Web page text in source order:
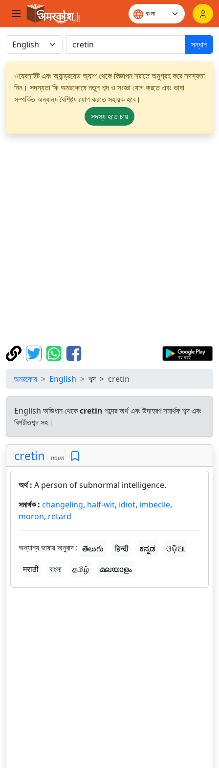
সন্ধান
ওয়েবসাইট এবং অ্যান্ড্রয়েড অ্যাপ থেকে বিজ্ঞাপন সরাতে অনুগ্রহ করে সদস্যতা
নিন। সদস্যতা ফি অমরকোষে নতুন শব্দ ও সংজ্ঞা যোগ করতে এবং ভাষা
সম্পর্কিত অন্যান্য বৈশিষ্ট্য যোগ করতে সহায়ক হবে।
সদস্য হতে চায়
অমরকোষ English শব্দ cretin
English অভিধান থেকেcretin শব্দের অর্থ এবং উদাহরণ সমার্থক শব্দ এবং
বিপরীতশব্দ সহ।
cretin noun
অর্থ : A person of subnormal intelligence.
সমার্থক : changeling, half-wit, idiot, imbecile,
moron, retard
অন্যান্য ভাষায় অনুবাদ : తెలుగు हिन्दी ಕನ್ನಡ
ଓଡ଼ିଆ
मराठी
বাংলা தமிழ் മലയാളം